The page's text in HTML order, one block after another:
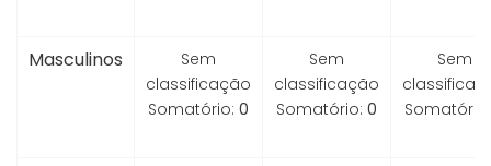
Masculinos
Sem
classificação
Somatório: 0
Sem
classificação
Somatório: 0
Sem